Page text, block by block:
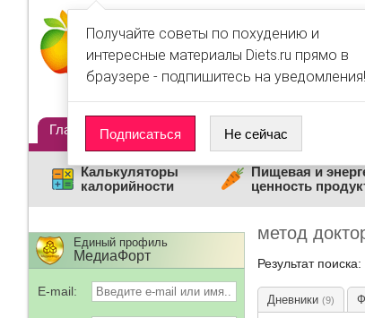
Главная Диеты Статьи Дневники
Калькуляторы
калорийности
Пищевая и
ценность
метод
Результат
Дневники (9)
Единый профиль
МедиаФорт
E-mail:
Получайте советы по похудению и
интересные материалы Diets.ru прямо в
браузере - подпишитесь на уведомления!
Подписаться Не сейчас